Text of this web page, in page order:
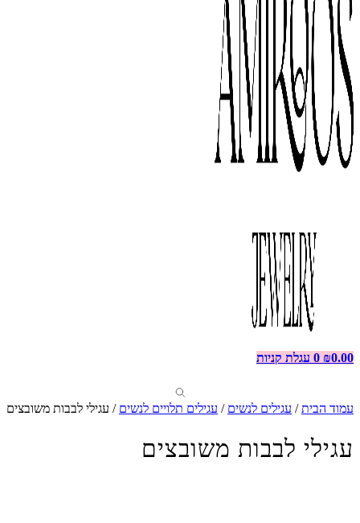
₪0.00
0 עגלת קניות
עמוד הבית/ עגילים לנשים / עגילים תלויים לנשים / עגילי לבבות משובצים
עגילי לבבות משובצים